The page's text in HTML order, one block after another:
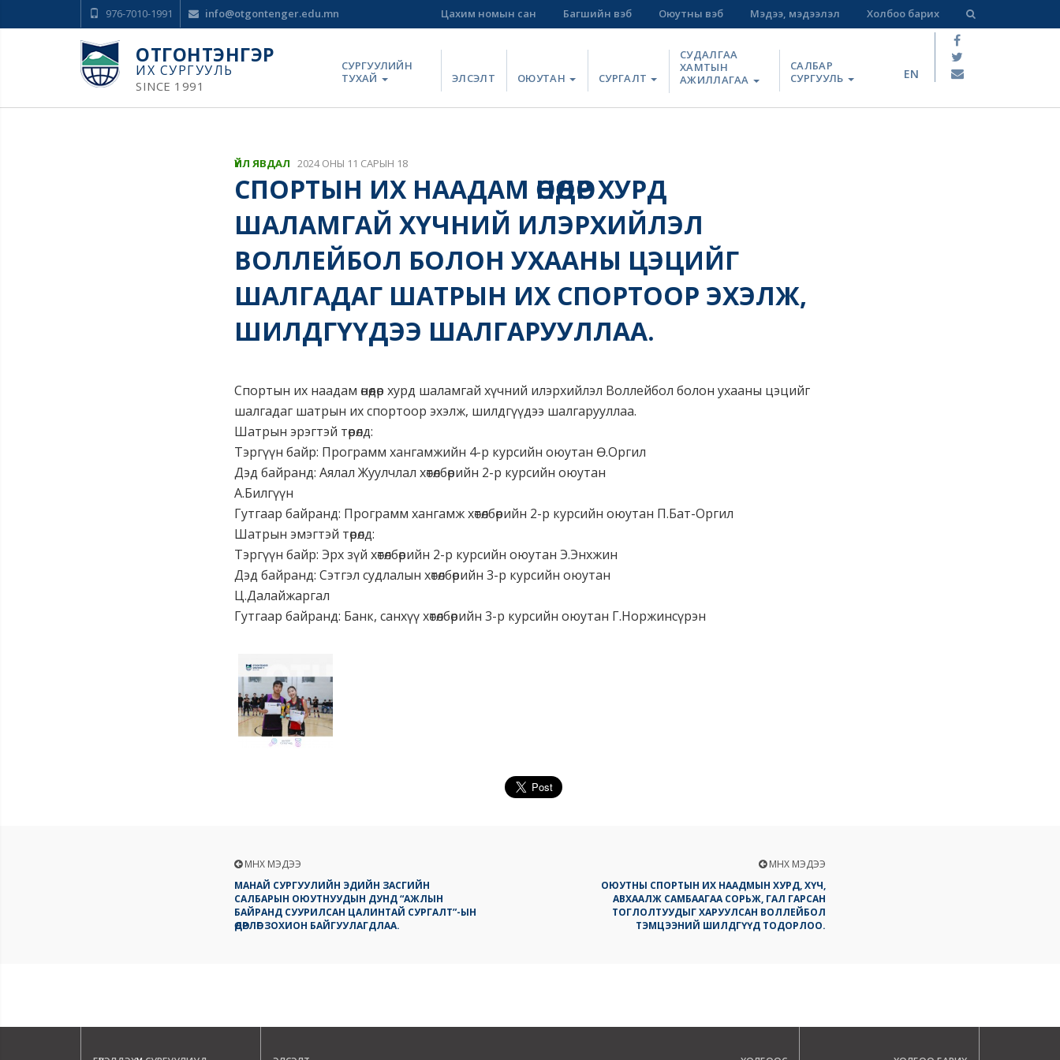
976-7010-1991 info@otgontenger.edu.mn Цахим номын сан Багшийн вэб Оюутны вэб Мэдээ, мэдээлэл Холбоо барих
ОТГОНТЭНГЭР
ИХ СУРГУУЛЬ
SINCE 1991
СУРГУУЛИЙН
ТУХАЙ
ЭЛСЭЛТ ОЮУТАН СУРГАЛТ
СУДАЛГАА
ХАМТЫН
АЖИЛЛАГАА
САЛБАР
СУРГУУЛЬ
EN
ҮЙЛ ЯВДАЛ 2024 ОНЫ 11 САРЫН 18
СПОРТЫН ИХ НААДАМ ӨНӨӨДӨР ХУРД
ШАЛАМГАЙ ХҮЧНИЙ ИЛЭРХИЙЛЭЛ
ВОЛЛЕЙБОЛ БОЛОН УХААНЫ ЦЭЦИЙГ
ШАЛГАДАГ ШАТРЫН ИХ СПОРТООР ЭХЭЛЖ,
ШИЛДГҮҮДЭЭ ШАЛГАРУУЛЛАА.
Спортын их наадам өнөөдөр хурд шаламгай хүчний илэрхийлэл Воллейбол болон ухааны цэцийг
шалгадаг шатрын их спортоор эхэлж, шилдгүүдээ шалгарууллаа.
Шатрын эрэгтэй төрөлд:
Тэргүүн байр: Программ хангамжийн 4-р курсийн оюутан Ө.Оргил
Дэд байранд: Аялал Жуулчлал хөтөлбөрийн 2-р курсийн оюутан
А.Билгүүн
Гутгаар байранд: Программ хангамж хөтөлбөрийн 2-р курсийн оюутан П.Бат-Оргил
Шатрын эмэгтэй төрөлд:
Тэргүүн байр: Эрх зүй хөтөлбөрийн 2-р курсийн оюутан Э.Энхжин
Дэд байранд: Сэтгэл судлалын хөтөлбөрийн 3-р курсийн оюутан
Ц.Далайжаргал
Гутгаар байранд: Банк, санхүү хөтөлбөрийн 3-р курсийн оюутан Г.Норжинсүрэн
ӨМНӨХ МЭДЭЭ
МАНАЙ СУРГУУЛИЙН ЭДИЙН ЗАСГИЙН
САЛБАРЫН ОЮУТНУУДЫН ДУНД “АЖЛЫН
БАЙРАНД СУУРИЛСАН ЦАЛИНТАЙ СУРГАЛТ”-ЫН
ӨДӨРЛӨГ ЗОХИОН БАЙГУУЛАГДЛАА.
ӨМНӨХ МЭДЭЭ
ОЮУТНЫ СПОРТЫН ИХ НААДМЫН ХУРД, ХҮЧ,
АВХААЛЖ САМБААГАА СОРЬЖ, ГАЛ ГАРСАН
ТОГЛОЛТУУДЫГ ХАРУУЛСАН ВОЛЛЕЙБОЛ
ТЭМЦЭЭНИЙ ШИЛДГҮҮД ТОДОРЛОО.